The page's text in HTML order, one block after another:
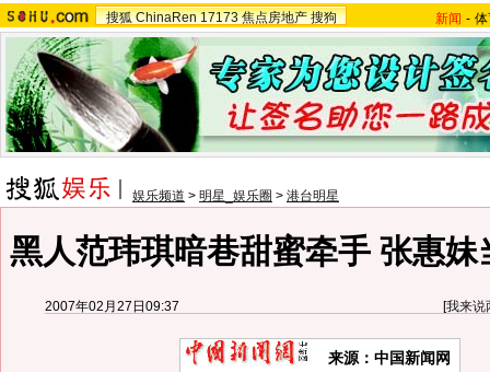
搜狐 ChinaRen 17173 焦点房地产 搜狗 新闻 -
娱乐频道 > 明星_娱乐圈 > 港台明星
黑人范玮琪暗巷甜蜜牵手 张惠妹
2007年02月27日09:37 [我来说
来源：中国新闻网